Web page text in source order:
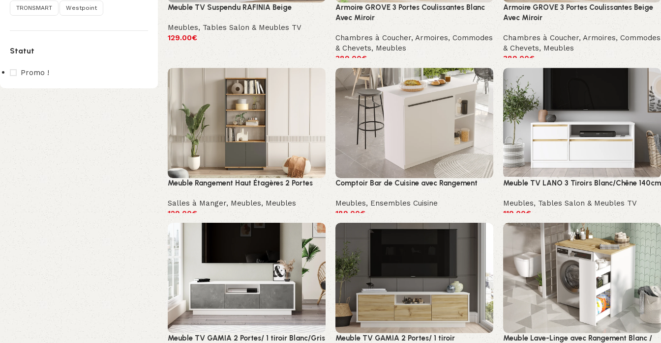
TRONSMART Westpoint
Statut
Promo !
Meuble TV Suspendu RAFINIA Beige
Meubles, Tables Salon & Meubles TV
129.00€
Armoire GROVE 3 Portes Coulissantes Blanc
Avec Miroir
Chambres à Coucher, Armoires, Commodes
& Chevets, Meubles
389.00€
Armoire GROVE 3 Portes Coulissantes Beige
Avec Miroir
Chambres à Coucher,Armoires, Commodes
& Chevets, Meubles
389.00€
Meuble Rangement Haut Étagères 2 Portes
Salles à Manger, Meubles, Meubles
129.00€
Comptoir Bar de Cuisine avec Rangement
Meubles, Ensembles Cuisine
189.00€
Meuble TV LANO 3 Tiroirs Blanc/Chêne 140cm
Meubles, Tables Salon & Meubles TV
119.00€
Meuble TV GAMIA 2 Portes/ 1 tiroir Blanc/Gris
Meuble TV GAMIA 2 Portes/ 1 tiroir
Meuble Lave-Linge avec Rangement Blanc /